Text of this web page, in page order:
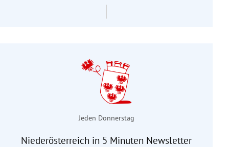
Jeden Donnerstag
Niederösterreich in 5 Minuten Newsletter